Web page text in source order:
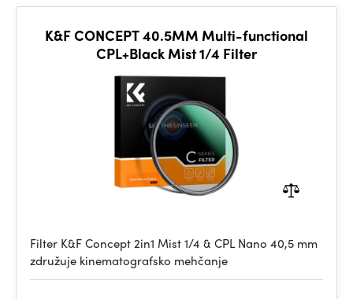
K&F CONCEPT 40.5MM Multi-functional
CPL+Black Mist 1/4 Filter
Filter K&F Concept 2in1 Mist 1/4 & CPL Nano 40,5 mm
združuje kinematografsko mehčanje